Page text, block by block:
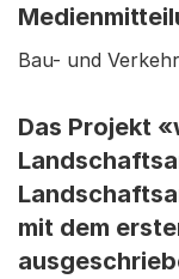
Bau- und
Das Projekt
mit dem